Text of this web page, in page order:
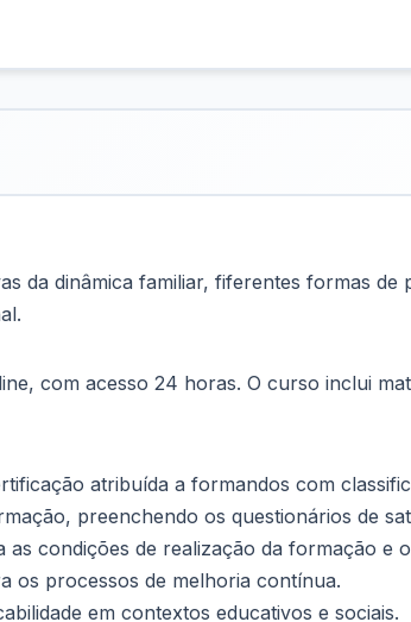
da dinâmica familiar, fiferentes formas de
com acesso 24 horas. O curso inclui
atribuída a formandos com
preenchendo os questionários de
condições de realização da formação e
os processos de melhoria contínua.
em contextos educativos e sociais.